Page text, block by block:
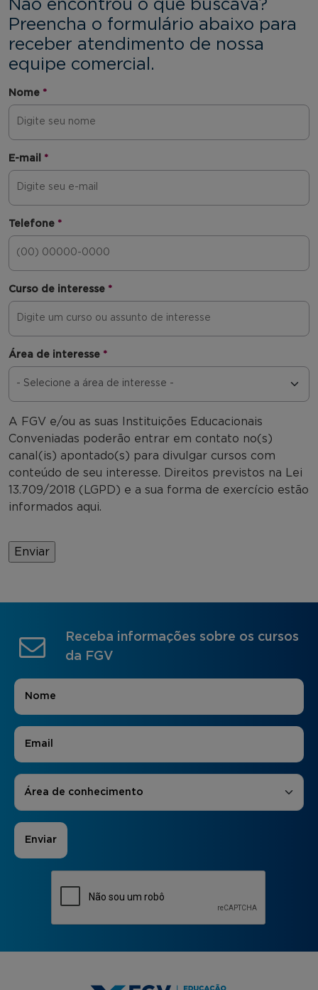
Não encontrou o que buscava?
Preencha o formulário abaixo para
receber atendimento de nossa
equipe comercial.
Nome *
E-mail *
Telefone *
Curso de interesse *
Área de interesse *
A FGV e/ou as suas Instituições Educacionais
Conveniadas poderão entrar em contato no(s)
canal(is) apontado(s) para divulgar cursos com
conteúdo de seu interesse. Direitos previstos na Lei
13.709/2018 (LGPD) e a sua forma de exercício estão
informados aqui.
Receba informações sobre os cursos
da FGV
Nome
E-mail
Áreas de Interesse
Área de conhecimento